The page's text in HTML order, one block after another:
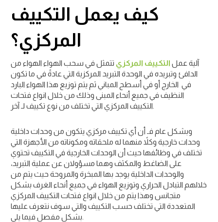
كيف يعمل التكييف
المركزي؟
آلية عمل التكييف المركزي تتمثل في سحب الهواء الهواء من
الدافئ وتبريده في الوحدة التبريد المركزية التي عادةً في ما تكون
في الخارج أو في أسطح المباني ثم يتم توزيع هذا الهواء البارد
النظيف في جميع أنحاء المبنى وذلك من خلال انواع فتحات
التكييف المركزي التي تختلف من نوع تكييف لـ آخر.
وبشكل عام فـ أن أي تكييف مركزي يتكون من وحدات داخلية
وحدات خارجية وكلاً منهما له ملحقاته ومكوناته من الأجهزة التي
تختلف في وظائفها حيث أن الوحدات الخارجية في التكييف تحتوي
على الضاغط والمكثف وهما مسؤولان عن عملية التبريد،
والوحدات الداخلية يوجد بها المبخرة والمروحة حيث يتم من
خلالهم التبادل الحراري وتوزيع الهواء في جميع أنحاء الغرف بشكل
متجانس وهذا يتم من خلال انواع فتحات التكييف المركزي
المتعددة التي تختلف حسب التكييف والتي سوف نتعرف عليها
بشكل مفصل فيما يلي.